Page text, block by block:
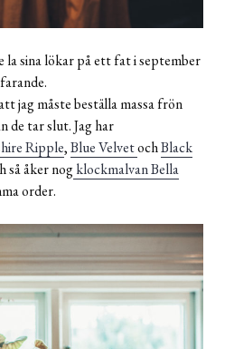
sina lökar på ett fat i september
jag måste beställa massa frön
de tar slut. Jag har
Ripple,Blue VelvetochBlack
så åker nogklockmalvan Bella
order.